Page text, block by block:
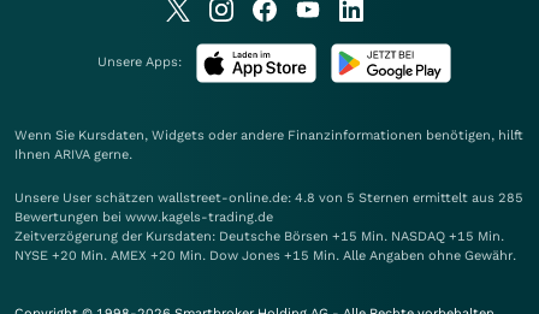
Unsere Apps:
Wenn Sie Kursdaten, Widgets oder andere Finanzinformationen benötigen, hilft
Ihnen ARIVA gerne.
Unsere User schätzen wallstreet-online.de: 4.8 von 5 Sternen ermittelt aus 285
Bewertungen bei www.kagels-trading.de
Zeitverzögerung der Kursdaten: Deutsche Börsen +15 Min. NASDAQ +15 Min.
NYSE +20 Min. AMEX +20 Min. Dow Jones +15 Min. Alle Angaben ohne Gewähr.